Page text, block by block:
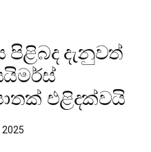
දැනුවත්
එළිදක්වයි
2025